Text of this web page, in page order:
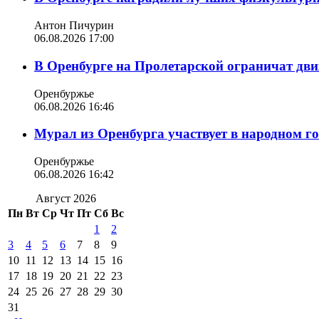
Антон Пичурин
06.08.2026 17:00
В Оренбурге на Пролетарской ограничат
Оренбуржье
06.08.2026 16:46
Мурал из Оренбурга участвует в народном
Оренбуржье
06.08.2026 16:42
Август 2026
Пн Вт Ср Чт Пт Сб Вс
1
2
3
4 5 6 7 8
9
10 11 12 13 14 15 16
17 18 19 20 21 22 23
24 25 26 27 28 29 30
31